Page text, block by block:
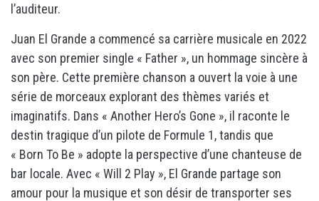
l’auditeur.
Juan El Grande a commencé sa carrière musicale en 2022
avec son premier single « Father », un hommage sincère à
son père. Cette première chanson a ouvert la voie à une
série de morceaux explorant des thèmes variés et
imaginatifs. Dans « Another Hero’s Gone », il raconte le
destin tragique d’un pilote de Formule 1, tandis que
« Born To Be » adopte la perspective d’une chanteuse de
bar locale. Avec « Will 2 Play », El Grande partage son
amour pour la musique et son désir de transporter ses